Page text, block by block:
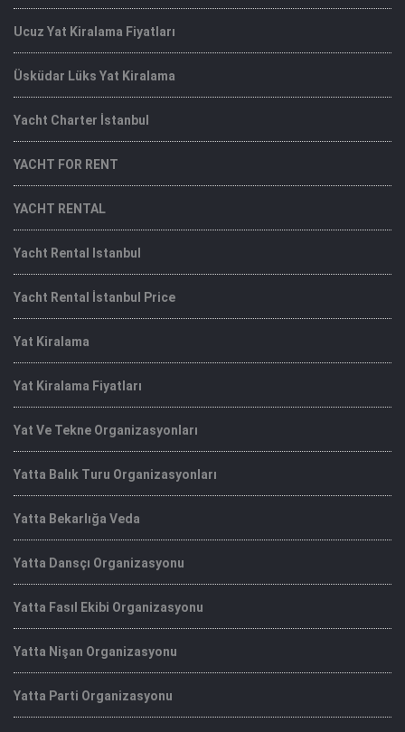
Ucuz Yat Kiralama Fiyatları
Üsküdar Lüks Yat Kiralama
Yacht Charter İstanbul
YACHT FOR RENT
YACHT RENTAL
Yacht Rental Istanbul
Yacht Rental İstanbul Price
Yat Kiralama
Yat Kiralama Fiyatları
Yat Ve Tekne Organizasyonları
Yatta Balık Turu Organizasyonları
Yatta Bekarlığa Veda
Yatta Dansçı Organizasyonu
Yatta Fasıl Ekibi Organizasyonu
Yatta Nişan Organizasyonu
Yatta Parti Organizasyonu